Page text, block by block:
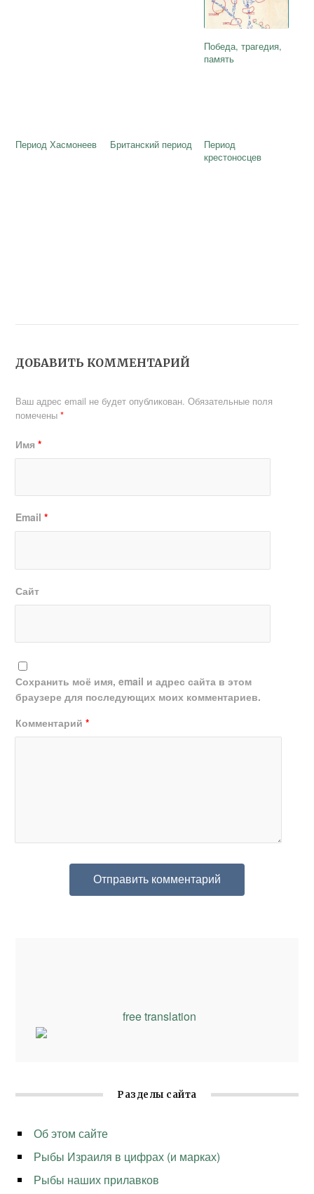
Победа, трагедия,
память
Период Хасмонеев Британский период
Период
крестоносцев
ДОБАВИТЬ КОММЕНТАРИЙ
Ваш адрес email не будет опубликован. Обязательные поля
помечены*
Имя*
Email*
Сайт
Сохранить моё имя, email и адрес сайта в этом
браузере для последующих моих комментариев.
Комментарий*
free translation
Разделы сайта
Об этом сайте
Рыбы Израиля в цифрах (и марках)
Рыбы наших прилавков